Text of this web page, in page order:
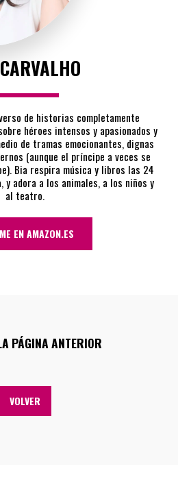
de historias completamente
héroes intensos y apasionados y
de tramas emocionantes, dignas
(aunque el príncipe a veces se
Bia respira música y libros las 24
y adora a los animales, a los niños y
al teatro.
EN AMAZON.ES
PÁGINA ANTERIOR
VOLVER